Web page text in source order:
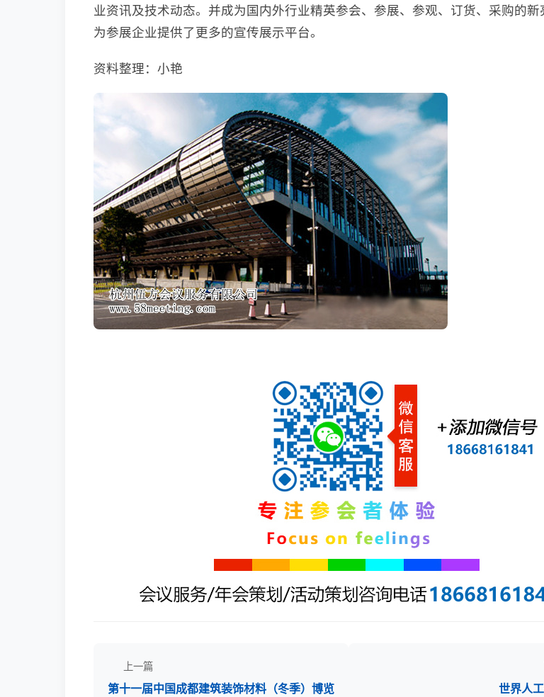
业资讯及技术动态。并成为国内外行业精英参会、参展、参观、订货、采购的新
为参展企业提供了更多的宣传展示平台。
资料整理：小艳
上一篇
第十一届中国成都建筑装饰材料（冬季）博览
世界人